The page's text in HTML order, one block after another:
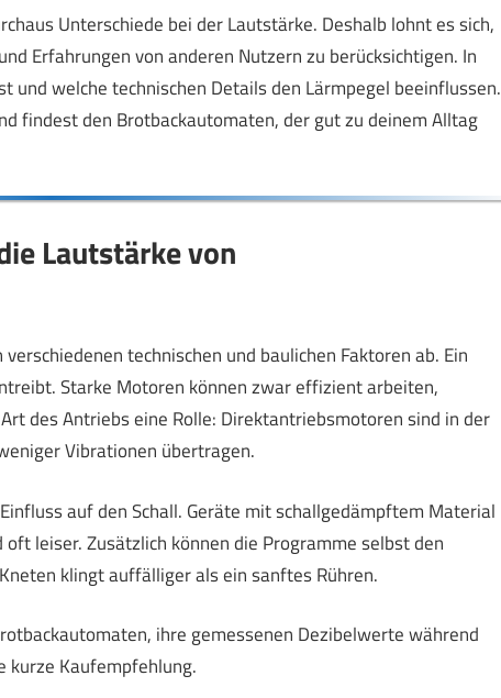
Unterschiede bei der Lautstärke. Deshalb lohnt es sich,
Erfahrungen von anderen Nutzern zu berücksichtigen. In
welche technischen Details den Lärmpegel beeinflussen.
findest den Brotbackautomaten, der gut zu deinem Alltag
Lautstärke von
technischen und baulichen Faktoren ab. Ein
Starke Motoren können zwar effizient arbeiten,
des Antriebs eine Rolle: Direktantriebsmotoren sind in der
Vibrationen übertragen.
auf den Schall. Geräte mit schallgedämpftem Material
leiser. Zusätzlich können die Programme selbst den
klingt auffälliger als ein sanftes Rühren.
ihre gemessenen Dezibelwerte während
kurze Kaufempfehlung.